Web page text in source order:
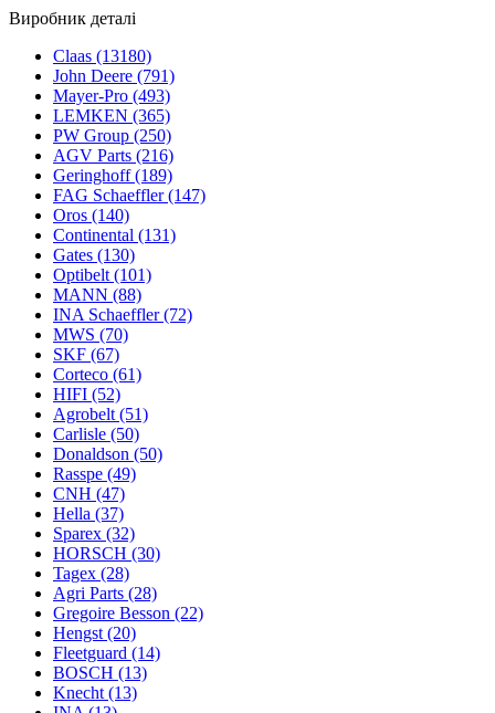
Виробник деталі
Claas (13180)
John Deere (791)
Mayer-Pro (493)
LEMKEN (365)
PW Group (250)
AGV Parts (216)
Geringhoff (189)
FAG Schaeffler (147)
Oros (140)
Continental (131)
Gates (130)
Optibelt (101)
MANN (88)
INA Schaeffler (72)
MWS (70)
SKF (67)
Corteco (61)
HIFI (52)
Agrobelt (51)
Carlisle (50)
Donaldson (50)
Rasspe (49)
CNH (47)
Hella (37)
Sparex (32)
HORSCH (30)
Tagex (28)
Agri Parts (28)
Gregoire Besson (22)
Hengst (20)
Fleetguard (14)
BOSCH (13)
Knecht (13)